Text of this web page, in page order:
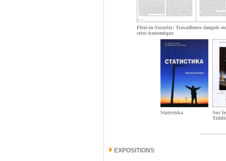
Flexi-in-Security: Travailleurs émigrés
crise économique
Statystyka
Sur
EXPOSITIONS